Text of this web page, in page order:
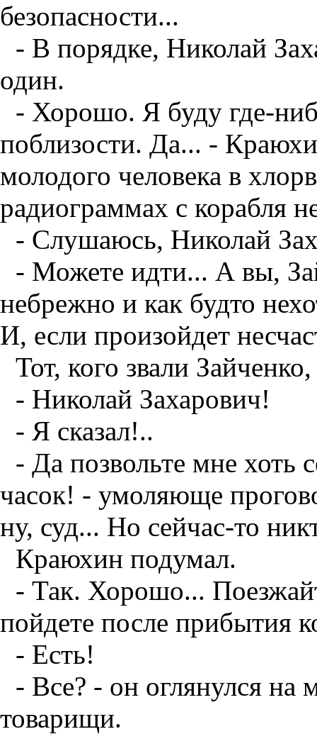
безопасности...
- В порядке, Николай
один.
- Хорошо. Я буду где-
поблизости. Да... -
молодого человека в
радиограммах с корабля
- Слушаюсь, Николай
- Можете идти... А вы,
небрежно и как будто
И, если произойдет
Тот, кого звали
- Николай Захарович!
- Я сказал!..
- Да позвольте мне хоть
часок! - умоляюще
ну, суд... Но сейчас-то
Краюхин подумал.
- Так. Хорошо...
пойдете после прибытия
- Есть!
- Все? - он оглянулся
товарищи.